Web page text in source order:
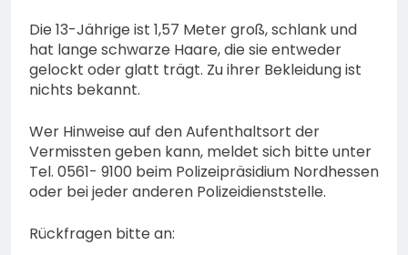
Die 13-Jährige ist 1,57 Meter groß, schlank und
hat lange schwarze Haare, die sie entweder
gelockt oder glatt trägt. Zu ihrer Bekleidung ist
nichts bekannt.
Wer Hinweise auf den Aufenthaltsort der
Vermissten geben kann, meldet sich bitte unter
Tel. 0561- 9100 beim Polizeipräsidium Nordhessen
oder bei jeder anderen Polizeidienststelle.
Rückfragen bitte an: